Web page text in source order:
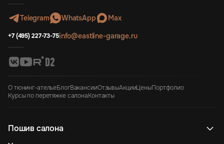
Telegram WhatsApp Max
+7 (495) 227-73-75info@eastline-garage.ru
О тюнинг-ательеБлогВакансииОтзывыАкцииЦеныПортфолио
Курсы по перетяжке салонаКонтакты
Пошив салона